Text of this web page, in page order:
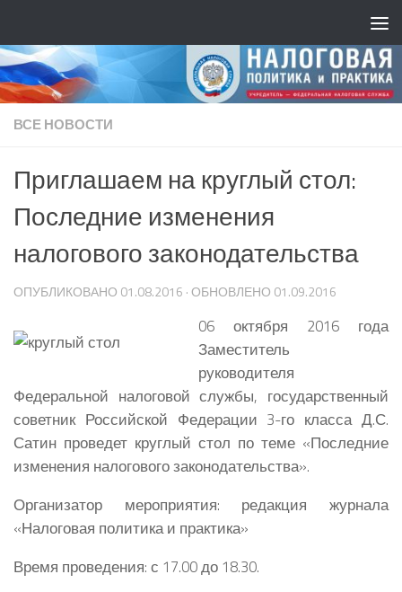
ВСЕ НОВОСТИ
Приглашаем на круглый стол:
Последние изменения
налогового законодательства
ОПУБЛИКОВАНО 01.08.2016 · ОБНОВЛЕНО 01.09.2016
06 октября 2016 года
Заместитель
руководителя
Федеральной налоговой службы, государственный
советник Российской Федерации 3-го класса Д.С.
Сатин проведет круглый стол по теме «Последние
изменения налогового законодательства».
Организатор мероприятия: редакция журнала
«Налоговая политика и практика»
Время проведения: с 17.00 до 18.30.